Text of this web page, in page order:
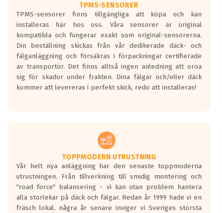
godkända för år 2016 nya regelverk.
Ett däck med en svart våg kommer vara
minst tre decibel tystare än det
regelverk som börjar gälla 2016.
TPMS-SENSORER
TPMS-sensorer finns tillgängliga att köpa och kan
installeras här hos oss. Våra sensorer är original
kompatibla och fungerar exakt som original-sensorerna.
Din beställning skickas från vår dedikerade däck- och
fälganläggning och försäkras i förpackningar certifierade
av transportör. Det finns alltså ingen anledning att oroa
sig för skador under frakten. Dina fälgar och/eller däck
kommer att levereras i perfekt skick, redo att installeras!
TOPPMODERN UTRUSTNING
Vår helt nya anläggning har den senaste toppmoderna
utrustningen. Från tillverkning till smidig montering och
"road force" balansering - vi kan utan problem hantera
alla storlekar på däck och fälgar. Redan år 1999 hade vi en
fräsch lokal, några år senare inviger vi Sveriges största